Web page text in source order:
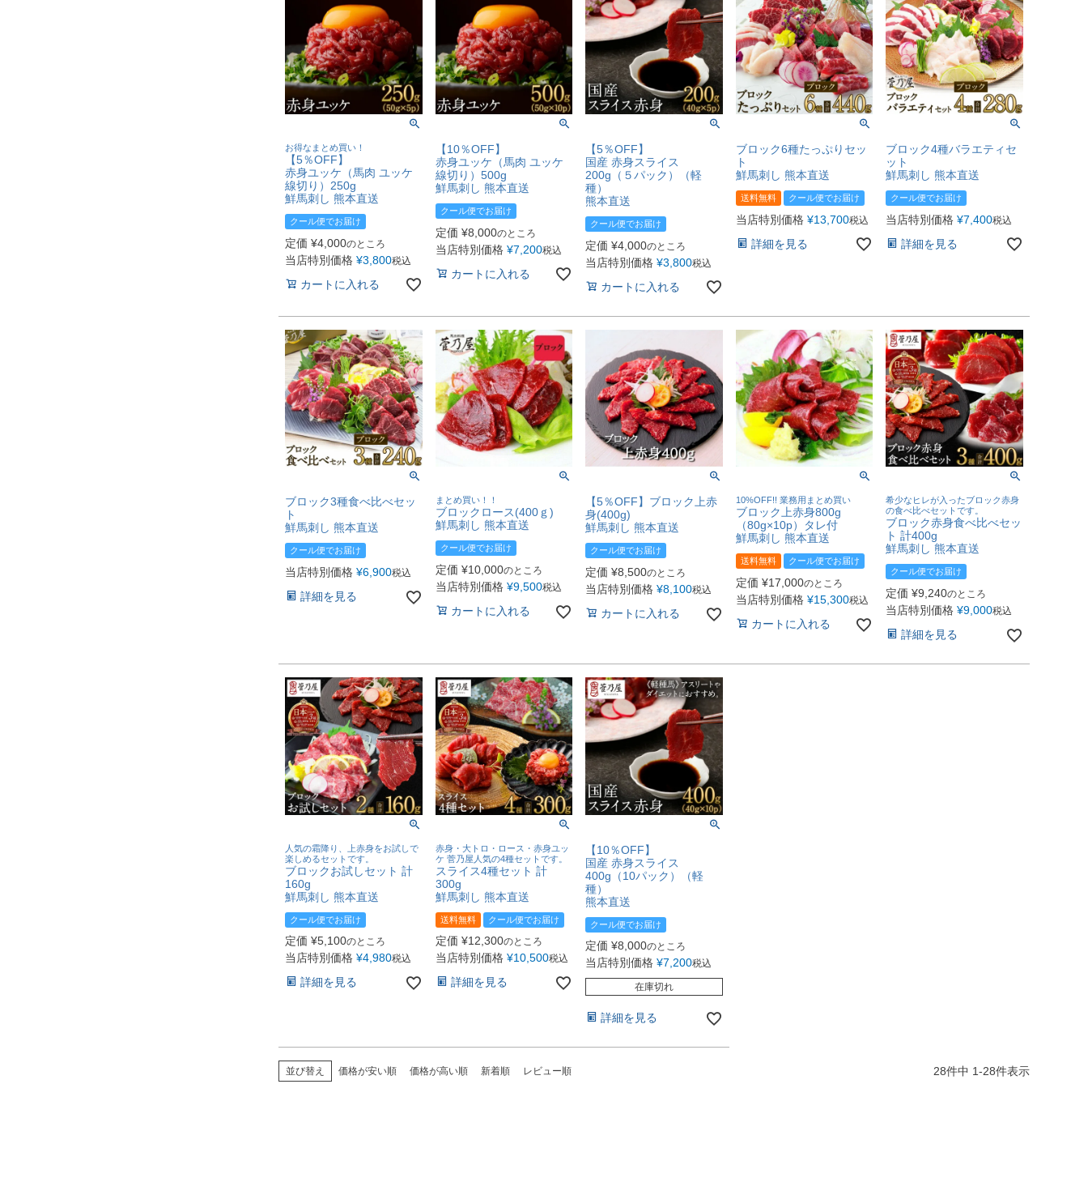
お得なまとめ買い！
【5％OFF】
赤身ユッケ（馬肉 ユッケ
線切り）250g
鮮馬刺し 熊本直送
クール便でお届け
定価 ¥4,000のところ
当店特別価格 ¥3,800税込
カートに入れる
【10％OFF】
赤身ユッケ（馬肉 ユッケ
線切り）500g
鮮馬刺し 熊本直送
クール便でお届け
定価 ¥8,000のところ
当店特別価格 ¥7,200税込
カートに入れる
【5％OFF】
国産 赤身スライス
200g（５パック）（軽
種）
熊本直送
クール便でお届け
定価 ¥4,000のところ
当店特別価格 ¥3,800税込
カートに入れる
ブロック6種たっぷりセッ
ト
鮮馬刺し 熊本直送
送料無料 クール便でお届け
当店特別価格 ¥13,700税込
詳細を見る
ブロック4種バラエティセ
ット
鮮馬刺し 熊本直送
クール便でお届け
当店特別価格 ¥7,400税込
詳細を見る
ブロック3種食べ比べセッ
ト
鮮馬刺し 熊本直送
クール便でお届け
当店特別価格 ¥6,900税込
詳細を見る
まとめ買い！！
ブロックロース(400ｇ)
鮮馬刺し 熊本直送
クール便でお届け
定価 ¥10,000のところ
当店特別価格 ¥9,500税込
カートに入れる
【5％OFF】ブロック上赤
身(400g)
鮮馬刺し 熊本直送
クール便でお届け
定価 ¥8,500のところ
当店特別価格 ¥8,100税込
カートに入れる
10%OFF!! 業務用まとめ買い
ブロック上赤身800g
（80g×10p）タレ付
鮮馬刺し 熊本直送
送料無料 クール便でお届け
定価 ¥17,000のところ
当店特別価格 ¥15,300税込
カートに入れる
希少なヒレが入ったブロック赤身
の食べ比べセットです。
ブロック赤身食べ比べセッ
ト 計400g
鮮馬刺し 熊本直送
クール便でお届け
定価 ¥9,240のところ
当店特別価格 ¥9,000税込
詳細を見る
人気の霜降り、上赤身をお試しで
楽しめるセットです。
ブロックお試しセット 計
160g
鮮馬刺し 熊本直送
クール便でお届け
定価 ¥5,100のところ
当店特別価格 ¥4,980税込
詳細を見る
赤身・大トロ・ロース・赤身ユッ
ケ 菅乃屋人気の4種セットです。
スライス4種セット 計
300g
鮮馬刺し 熊本直送
送料無料 クール便でお届け
定価 ¥12,300のところ
当店特別価格 ¥10,500税込
詳細を見る
【10％OFF】
国産 赤身スライス
400g（10パック）（軽
種）
熊本直送
クール便でお届け
定価 ¥8,000のところ
当店特別価格 ¥7,200税込
在庫切れ
詳細を見る
並び替え 価格が安い順 価格が高い順 新着順 レビュー順 28件中 1-28件表示